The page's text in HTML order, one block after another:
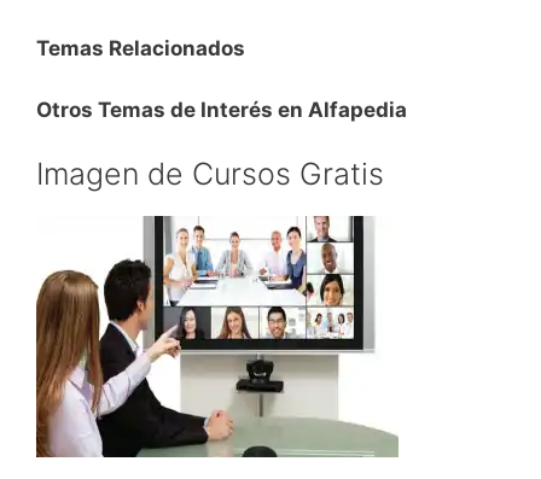
Temas Relacionados
Otros Temas de Interés en Alfapedia
Imagen de Cursos Gratis